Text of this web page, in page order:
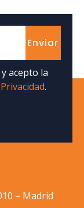
acepto la
.
Enviar
– Madrid